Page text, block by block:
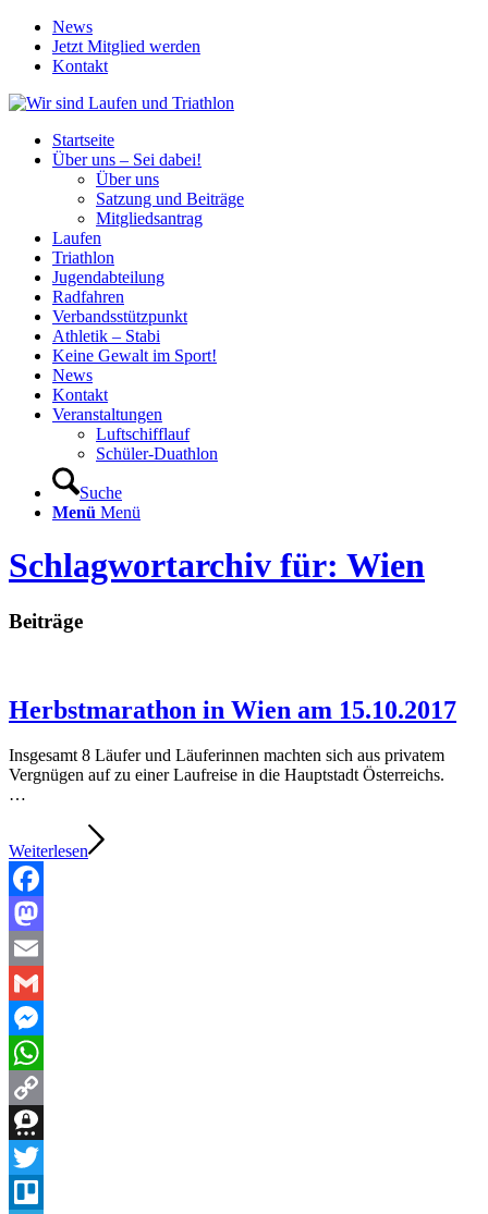
News
Jetzt Mitglied werden
Kontakt
Startseite
Über uns – Sei dabei!
Über uns
Satzung und Beiträge
Mitgliedsantrag
Laufen
Triathlon
Jugendabteilung
Radfahren
Verbandsstützpunkt
Athletik – Stabi
Keine Gewalt im Sport!
News
Kontakt
Veranstaltungen
Luftschifflauf
Schüler-Duathlon
Suche
Menü Menü
Schlagwortarchiv für: Wien
Beiträge
Herbstmarathon in Wien am 15.10.2017
Insgesamt 8 Läufer und Läuferinnen machten sich aus privatem
Vergnügen auf zu einer Laufreise in die Hauptstadt Österreichs.
…
Weiterlesen
Facebook
Mastodon
Email
Gmail
Messenger
WhatsApp
Copy
Link
Threema
Twitter